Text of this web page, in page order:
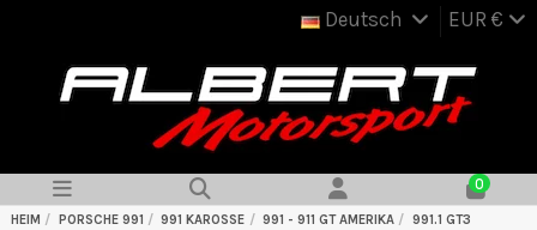
Deutsch EUR €
0
HEIM PORSCHE 991 991 KAROSSE 991 - 911 GT AMERIKA
991.1 GT3